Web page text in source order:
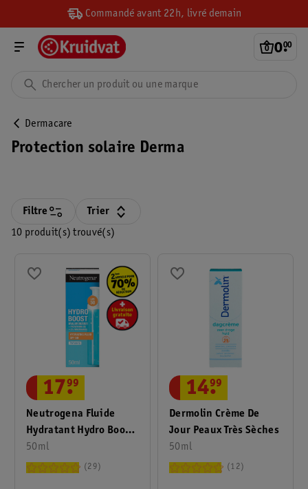
Commandé avant 22h, livré demain
0.
00
Dermacare
Protection solaire Derma
10 produit(s) trouvé(s)
Filtre Trier
Neutrogena Fluide
Hydratant Hydro Boost
FPS50
50ml
17.
99
29
Dermolin Crème De
Jour Peaux Très Sèches
50ml
14.
99
12